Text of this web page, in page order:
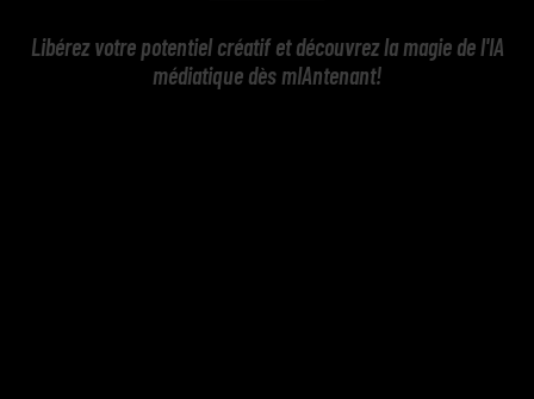
Libérez votre potentiel créatif et découvrez la magie de l'IA
médiatique dès mIAntenant!